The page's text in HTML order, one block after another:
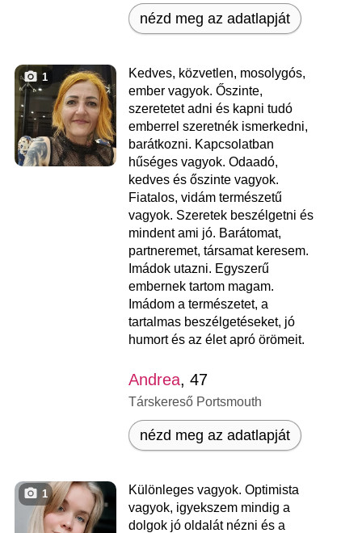
nézd meg az adatlapját
1
Kedves, közvetlen, mosolygós,
ember vagyok. Őszinte,
szeretetet adni és kapni tudó
emberrel szeretnék ismerkedni,
barátkozni. Kapcsolatban
hűséges vagyok. Odaadó,
kedves és őszinte vagyok.
Fiatalos, vidám természetű
vagyok. Szeretek beszélgetni és
mindent ami jó. Barátomat,
partneremet, társamat keresem.
Imádok utazni. Egyszerű
embernek tartom magam.
Imádom a természetet, a
tartalmas beszélgetéseket, jó
humort és az élet apró örömeit.
Andrea, 47
Társkereső Portsmouth
nézd meg az adatlapját
1
Különleges vagyok. Optimista
vagyok, igyekszem mindig a
dolgok jó oldalát nézni és a